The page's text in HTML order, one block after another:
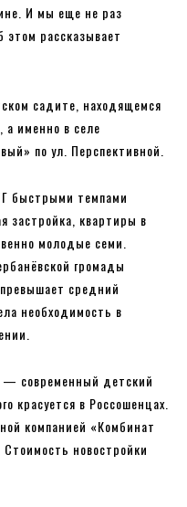
И мы еще не раз
этом рассказывает
садите, находящемся
именно в селе
по ул. Перспективной.
быстрыми темпами
застройка, квартиры в
молодые семи.
громады
средний
необходимость в
— современный детский
красуется в Россошенцах.
компанией «Комбинат
новостройки